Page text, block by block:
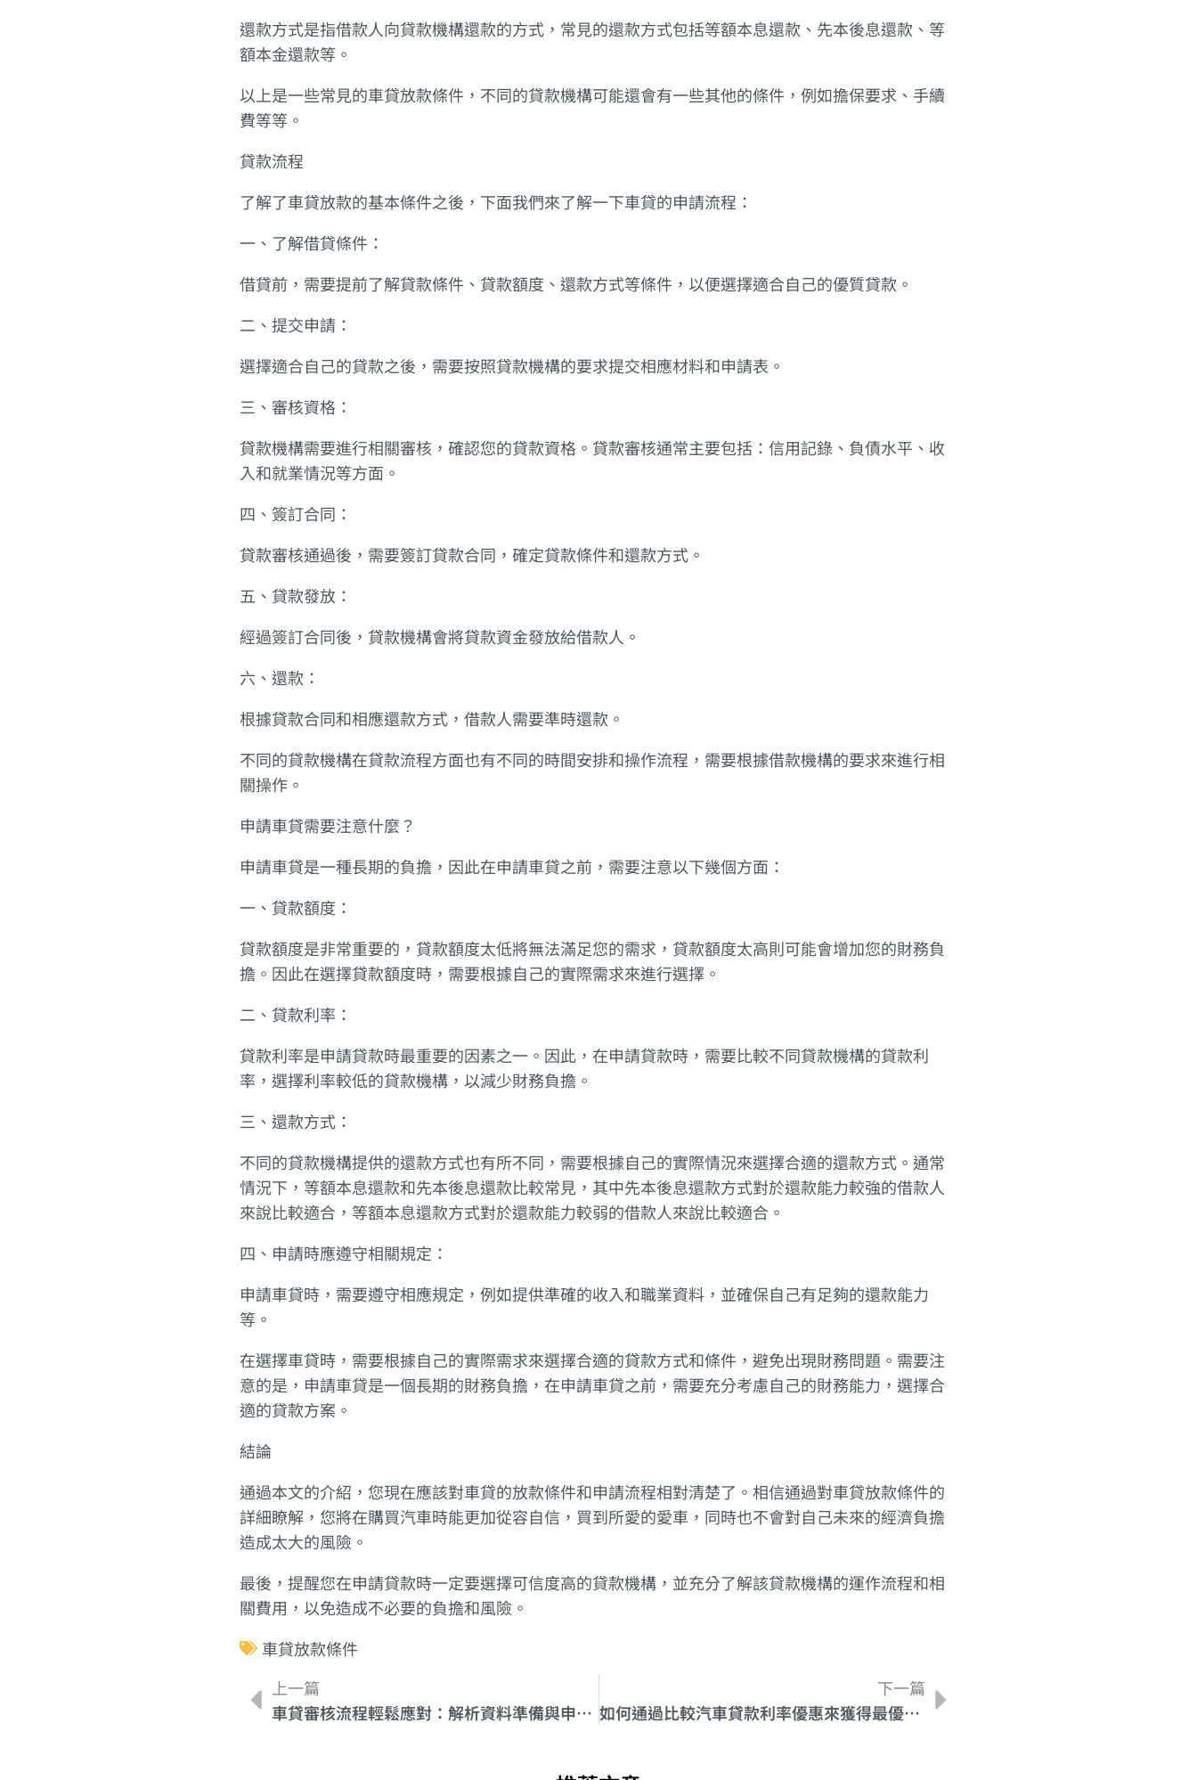
還款方式是指借款人向貸款機構還款的方式，常見的還款方式包括等額本息還款、先本後息還款、等
額本金還款等。
以上是一些常見的車貸放款條件，不同的貸款機構可能還會有一些其他的條件，例如擔保要求、手續
費等等。
貸款流程
了解了車貸放款的基本條件之後，下面我們來了解一下車貸的申請流程：
一、了解借貸條件：
借貸前，需要提前了解貸款條件、貸款額度、還款方式等條件，以便選擇適合自己的優質貸款。
二、提交申請：
選擇適合自己的貸款之後，需要按照貸款機構的要求提交相應材料和申請表。
三、審核資格：
貸款機構需要進行相關審核，確認您的貸款資格。貸款審核通常主要包括：信用記錄、負債水平、收
入和就業情況等方面。
四、簽訂合同：
貸款審核通過後，需要簽訂貸款合同，確定貸款條件和還款方式。
五、貸款發放：
經過簽訂合同後，貸款機構會將貸款資金發放給借款人。
六、還款：
根據貸款合同和相應還款方式，借款人需要準時還款。
不同的貸款機構在貸款流程方面也有不同的時間安排和操作流程，需要根據借款機構的要求來進行相
關操作。
申請車貸需要注意什麼？
申請車貸是一種長期的負擔，因此在申請車貸之前，需要注意以下幾個方面：
一、貸款額度：
貸款額度是非常重要的，貸款額度太低將無法滿足您的需求，貸款額度太高則可能會增加您的財務負
擔。因此在選擇貸款額度時，需要根據自己的實際需求來進行選擇。
二、貸款利率：
貸款利率是申請貸款時最重要的因素之一。因此，在申請貸款時，需要比較不同貸款機構的貸款利
率，選擇利率較低的貸款機構，以減少財務負擔。
三、還款方式：
不同的貸款機構提供的還款方式也有所不同，需要根據自己的實際情況來選擇合適的還款方式。通常
情況下，等額本息還款和先本後息還款比較常見，其中先本後息還款方式對於還款能力較強的借款人
來說比較適合，等額本息還款方式對於還款能力較弱的借款人來說比較適合。
四、申請時應遵守相關規定：
申請車貸時，需要遵守相應規定，例如提供準確的收入和職業資料，並確保自己有足夠的還款能力
等。
在選擇車貸時，需要根據自己的實際需求來選擇合適的貸款方式和條件，避免出現財務問題。需要注
意的是，申請車貸是一個長期的財務負擔，在申請車貸之前，需要充分考慮自己的財務能力，選擇合
適的貸款方案。
結論
通過本文的介紹，您現在應該對車貸的放款條件和申請流程相對清楚了。相信通過對車貸放款條件的
詳細瞭解，您將在購買汽車時能更加從容自信，買到所愛的愛車，同時也不會對自己未來的經濟負擔
造成太大的風險。
最後，提醒您在申請貸款時一定要選擇可信度高的貸款機構，並充分了解該貸款機構的運作流程和相
關費用，以免造成不必要的負擔和風險。
車貸放款條件
上一篇
車貸審核流程輕鬆應對：解析資料準備與申請技巧
下一篇
如何通過比較汽車貸款利率優惠來獲得最優惠的貸款？